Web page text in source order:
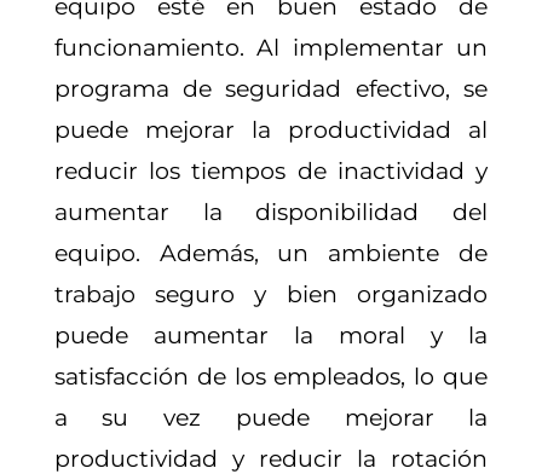
equipo esté en buen estado de
funcionamiento. Al implementar un
programa de seguridad efectivo, se
puede mejorar la productividad al
reducir los tiempos de inactividad y
aumentar la disponibilidad del
equipo. Además, un ambiente de
trabajo seguro y bien organizado
puede aumentar la moral y la
satisfacción de los empleados, lo que
a su vez puede mejorar la
productividad y reducir la rotación